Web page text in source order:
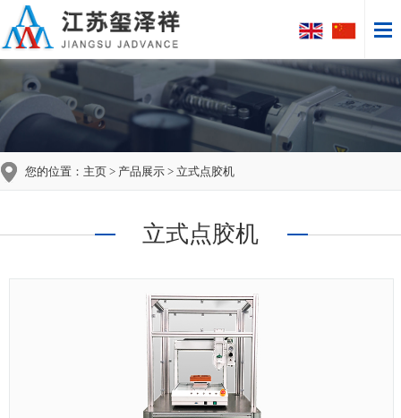
您的位置： 主页 > 产品展示 > 立式点胶机
立式点胶机